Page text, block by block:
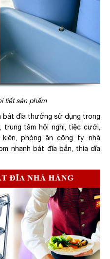
tiết sản phẩm
bát đĩa thường sử dụng trong
trung tâm hội nghị, tiệc cưới,
phòng ăn công ty, nhà
nhanh bát đĩa bẩn, thìa dĩa